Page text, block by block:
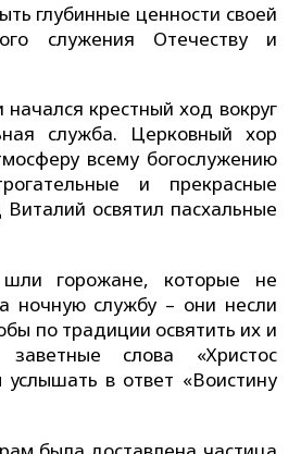
глубинные ценности своей
служения Отечеству и
крестный ход вокруг
служба. Церковный хор
всему богослужению
и прекрасные
освятил пасхальные
горожане, которые не
ночную службу – они несли
по традиции освятить их и
слова «Христос
услышать в ответ «Воистину